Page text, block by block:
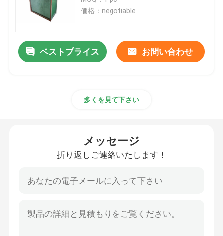
クリーンルームの空気シャワー
高温エア フィルター
プリーツをつけられたエア フィルター
空気清浄器フィルター
価格：negotiable
ベストプライス お問い合わせ
多くを見て下さい
メッセージ
折り返しご連絡いたします！